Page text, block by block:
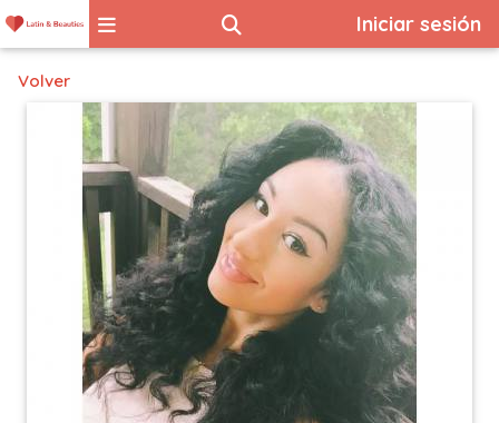
Iniciar sesión
Volver